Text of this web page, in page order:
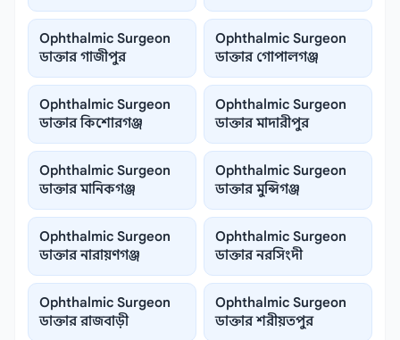
Ophthalmic Surgeon
ডাক্তার গাজীপুর
Ophthalmic Surgeon
ডাক্তার গোপালগঞ্জ
Ophthalmic Surgeon
ডাক্তার কিশোরগঞ্জ
Ophthalmic Surgeon
ডাক্তার মাদারীপুর
Ophthalmic Surgeon
ডাক্তার মানিকগঞ্জ
Ophthalmic Surgeon
ডাক্তার মুন্সিগঞ্জ
Ophthalmic Surgeon
ডাক্তার নারায়ণগঞ্জ
Ophthalmic Surgeon
ডাক্তার নরসিংদী
Ophthalmic Surgeon
ডাক্তার রাজবাড়ী
Ophthalmic Surgeon
ডাক্তার শরীয়তপুর